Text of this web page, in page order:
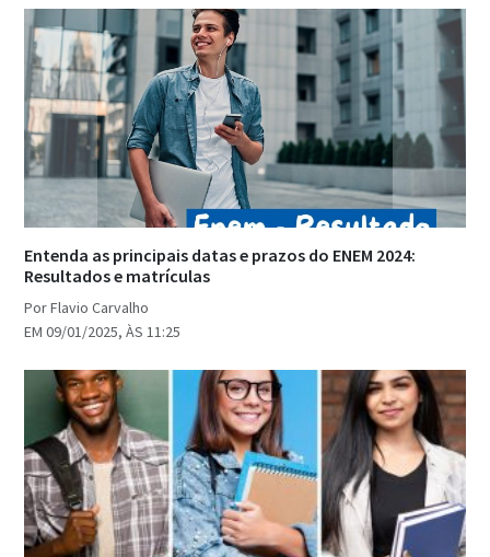
Entenda as principais datas e prazos do ENEM 2024:
Resultados e matrículas
Por Flavio Carvalho
EM 09/01/2025, ÀS 11:25